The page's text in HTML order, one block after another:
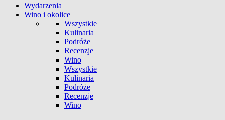
Wydarzenia
Wino i okolice
Wszystkie
Kulinaria
Podróże
Recenzje
Wino
Wszystkie
Kulinaria
Podróże
Recenzje
Wino